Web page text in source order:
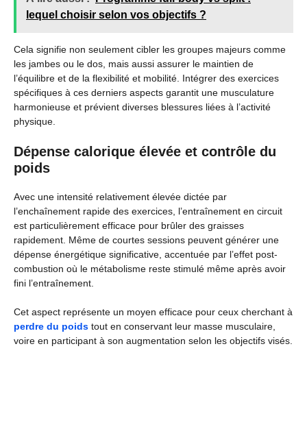
lequel choisir selon vos objectifs ?
Cela signifie non seulement cibler les groupes majeurs comme
les jambes ou le dos, mais aussi assurer le maintien de
l’équilibre et de la flexibilité et mobilité. Intégrer des exercices
spécifiques à ces derniers aspects garantit une musculature
harmonieuse et prévient diverses blessures liées à l’activité
physique.
Dépense calorique élevée et contrôle du
poids
Avec une intensité relativement élevée dictée par
l’enchaînement rapide des exercices, l’entraînement en circuit
est particulièrement efficace pour brûler des graisses
rapidement. Même de courtes sessions peuvent générer une
dépense énergétique significative, accentuée par l’effet post-
combustion où le métabolisme reste stimulé même après avoir
fini l’entraînement.
Cet aspect représente un moyen efficace pour ceux cherchant à
perdre du poids tout en conservant leur masse musculaire,
voire en participant à son augmentation selon les objectifs visés.